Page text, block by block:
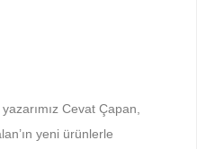
Cevat Çapan,
yeni ürünlerle